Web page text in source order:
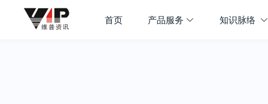
首页 产品服务 知识脉络